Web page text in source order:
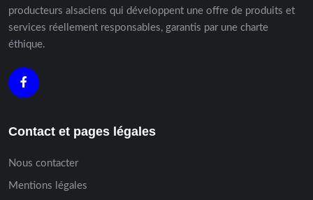
producteurs alsaciens qui développent une offre de produits et
services réellement responsables, garantis par une charte
éthique.
Contact et pages légales
Nous contacter
Mentions légales